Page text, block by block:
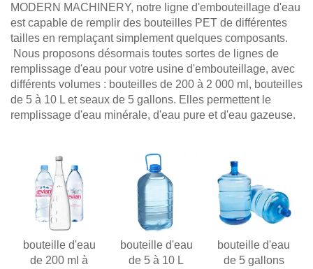
MODERN MACHINERY, notre ligne d'embouteillage d'eau
est capable de remplir des bouteilles PET de différentes
tailles en remplaçant simplement quelques composants.
Nous proposons désormais toutes sortes de lignes de
remplissage d'eau pour votre usine d'embouteillage, avec
différents volumes : bouteilles de 200 à 2 000 ml, bouteilles
de 5 à 10 L et seaux de 5 gallons. Elles permettent le
remplissage d'eau minérale, d'eau pure et d'eau gazeuse.
bouteille d'eau
de 200 ml à
bouteille d'eau
de 5 à 10 L
bouteille d'eau
de 5 gallons